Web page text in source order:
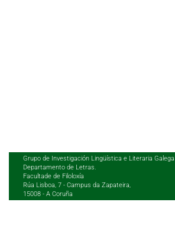
Grupo de Investigación Lingüística e Literaria Galega
Departamento de Letras.
Facultade de Filoloxía
Rúa Lisboa, 7 - Campus da Zapateira,
15008 - A Coruña